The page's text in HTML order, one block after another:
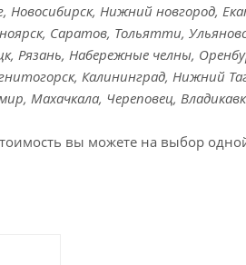
Нижний новгород,
Саратов, Тольятти,
Рязань, Набережные челны,
Калининград, Нижний
Махачкала, Череповец,
вы можете на выбор